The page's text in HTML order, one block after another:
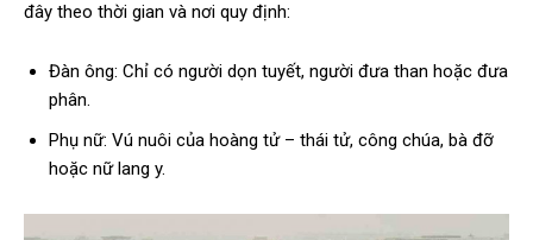
đây theo thời gian và nơi quy định:
Đàn ông: Chỉ có người dọn tuyết, người đưa than hoặc đưa
phân.
Phụ nữ: Vú nuôi của hoàng tử – thái tử, công chúa, bà đỡ
hoặc nữ lang y.